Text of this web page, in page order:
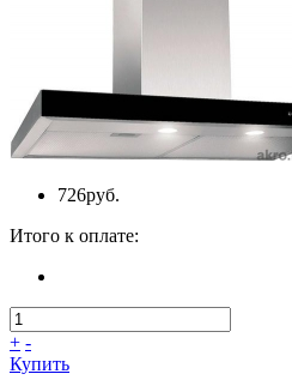
726руб.
Итого к оплате:
+ -
Купить